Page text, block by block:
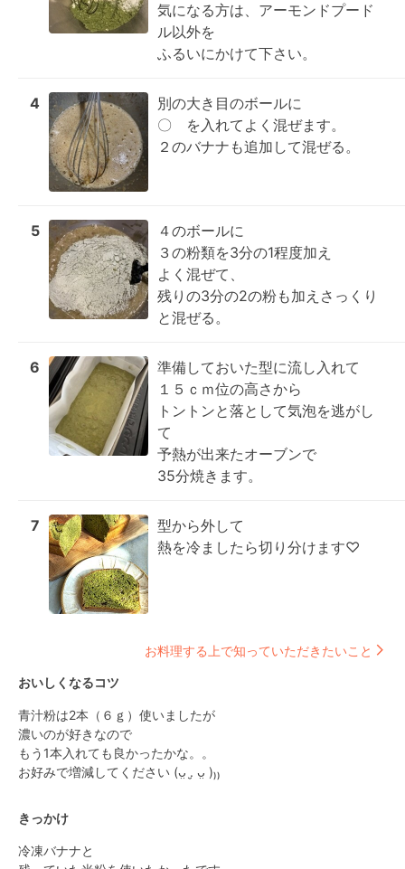
気になる方は、アーモンドプード
ル以外を
ふるいにかけて下さい。
4
別の大き目のボールに
〇　を入れてよく混ぜます。
２のバナナも追加して混ぜる。
5
４のボールに
３の粉類を3分の1程度加え
よく混ぜて、
残りの3分の2の粉も加えさっくり
と混ぜる。
6
準備しておいた型に流し入れて
１５ｃｍ位の高さから
トントンと落として気泡を逃がし
て
予熱が出来たオーブンで
35分焼きます。
7
型から外して
熱を冷ましたら切り分けます♡
お料理する上で知っていただきたいこと
おいしくなるコツ
青汁粉は2本（６ｇ）使いましたが
濃いのが好きなので
もう1本入れても良かったかな。。
お好みで増減してください (ᴗ̤ .̮ ᴗ̤ )₎₎
きっかけ
冷凍バナナと